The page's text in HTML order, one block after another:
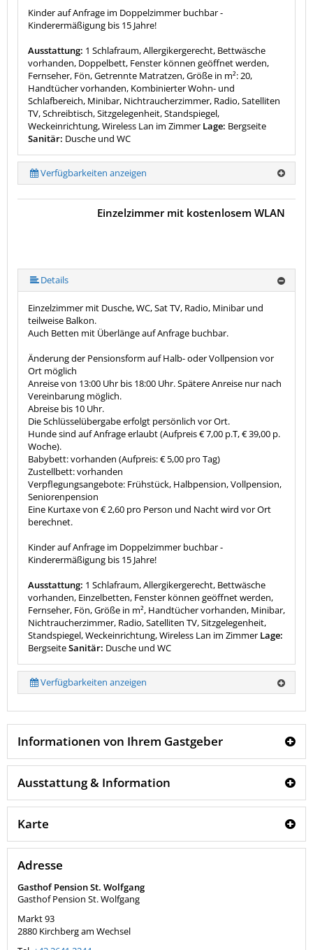
Kinder auf Anfrage im Doppelzimmer buchbar -
Kinderermäßigung bis 15 Jahre!
Ausstattung: 1 Schlafraum, Allergikergerecht, Bettwäsche
vorhanden, Doppelbett, Fenster können geöffnet werden,
Fernseher, Fön, Getrennte Matratzen, Größe in m²: 20,
Handtücher vorhanden, Kombinierter Wohn- und
Schlafbereich, Minibar, Nichtraucherzimmer, Radio, Satelliten
TV, Schreibtisch, Sitzgelegenheit, Standspiegel,
Weckeinrichtung, Wireless Lan im Zimmer Lage: Bergseite
Sanitär: Dusche und WC
Verfügbarkeiten anzeigen
Einzelzimmer mit kostenlosem WLAN
Details
Einzelzimmer mit Dusche, WC, Sat TV, Radio, Minibar und
teilweise Balkon.
Auch Betten mit Überlänge auf Anfrage buchbar.
Änderung der Pensionsform auf Halb- oder Vollpension vor
Ort möglich
Anreise von 13:00 Uhr bis 18:00 Uhr. Spätere Anreise nur nach
Vereinbarung möglich.
Abreise bis 10 Uhr.
Die Schlüsselübergabe erfolgt persönlich vor Ort.
Hunde sind auf Anfrage erlaubt (Aufpreis € 7,00 p.T, € 39,00 p.
Woche).
Babybett: vorhanden (Aufpreis: € 5,00 pro Tag)
Zustellbett: vorhanden
Verpflegungsangebote: Frühstück, Halbpension, Vollpension,
Seniorenpension
Eine Kurtaxe von € 2,60 pro Person und Nacht wird vor Ort
berechnet.
Kinder auf Anfrage im Doppelzimmer buchbar -
Kinderermäßigung bis 15 Jahre!
Ausstattung: 1 Schlafraum, Allergikergerecht, Bettwäsche
vorhanden, Einzelbetten, Fenster können geöffnet werden,
Fernseher, Fön, Größe in m², Handtücher vorhanden, Minibar,
Nichtraucherzimmer, Radio, Satelliten TV, Sitzgelegenheit,
Standspiegel, Weckeinrichtung, Wireless Lan im Zimmer Lage:
BergseiteSanitär: Dusche und WC
Verfügbarkeiten anzeigen
Informationen von Ihrem Gastgeber
Ausstattung & Information
Karte
Adresse
Gasthof Pension St. Wolfgang
Gasthof Pension St. Wolfgang
Markt 93
2880 Kirchberg am Wechsel